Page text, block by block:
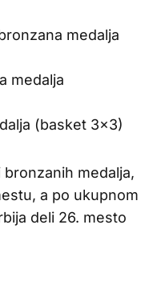
medalja
medalja
(basket 3×3)
medalja,
a po ukupnom
deli 26. mesto